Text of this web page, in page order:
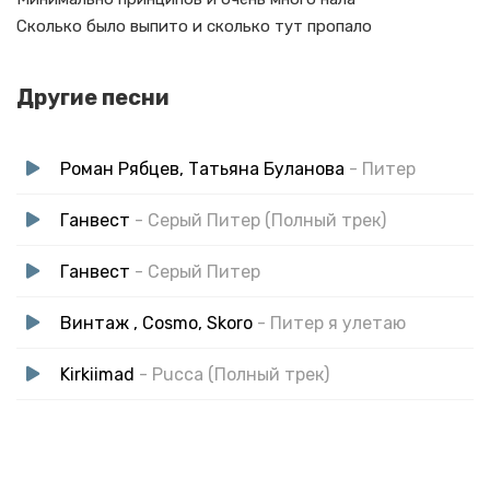
Сколько было выпито и сколько тут пропало
Другие песни
Роман Рябцев, Татьяна Буланова - Питер
Ганвест - Серый Питер (Полный трек)
Ганвест - Серый Питер
Винтаж , Cosmo, Skoro - Питер я улетаю
Kirkiimad - Pucca (Полный трек)